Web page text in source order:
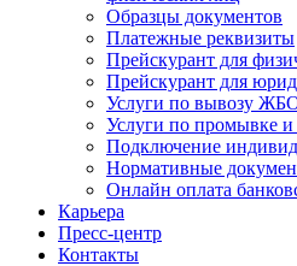
Образцы документов
Платежные реквизиты
Прейскурант для
Прейскурант для
Услуги по вывозу
Услуги по промывке и
Подключение
Нормативные
Онлайн оплата
Карьера
Пресс-центр
Контакты